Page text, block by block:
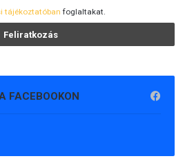
tájékoztatóban foglaltakat.
FACEBOOKON